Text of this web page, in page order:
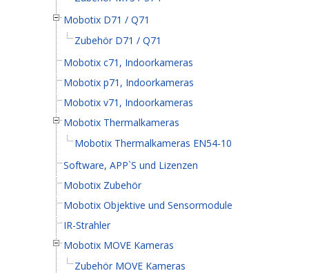
Mobotix D71 / Q71
Zubehör D71 / Q71
Mobotix c71, Indoorkameras
Mobotix p71, Indoorkameras
Mobotix v71, Indoorkameras
Mobotix Thermalkameras
Mobotix Thermalkameras EN54-10
Software, APP`S und Lizenzen
Mobotix Zubehör
Mobotix Objektive und Sensormodule
IR-Strahler
Mobotix MOVE Kameras
Zubehör MOVE Kameras